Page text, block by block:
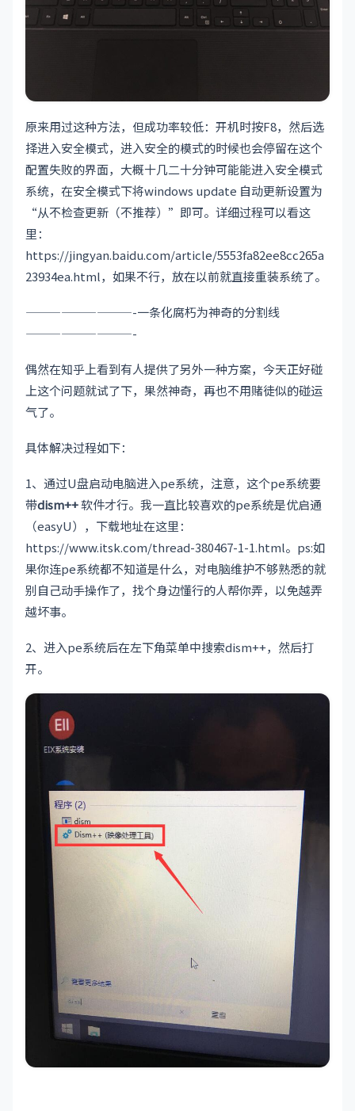
原来用过这种方法，但成功率较低：开机时按F8，然后选
择进入安全模式，进入安全的模式的时候也会停留在这个
配置失败的界面，大概十几二十分钟可能能进入安全模式
系统，在安全模式下将windows update 自动更新设置为
“从不检查更新（不推荐）”即可。详细过程可以看这
里：
https://jingyan.baidu.com/article/5553fa82ee8cc265a
23934ea.html，如果不行，放在以前就直接重装系统了。
—————————-一条化腐朽为神奇的分割线
—————————-
偶然在知乎上看到有人提供了另外一种方案，今天正好碰
上这个问题就试了下，果然神奇，再也不用赌徒似的碰运
气了。
具体解决过程如下：
1、通过U盘启动电脑进入pe系统，注意，这个pe系统要
带dism++软件才行。我一直比较喜欢的pe系统是优启通
（easyU），下载地址在这里：
https://www.itsk.com/thread-380467-1-1.html。ps:如
果你连pe系统都不知道是什么，对电脑维护不够熟悉的就
别自己动手操作了，找个身边懂行的人帮你弄，以免越弄
越坏事。
2、进入pe系统后在左下角菜单中搜索dism++，然后打
开。